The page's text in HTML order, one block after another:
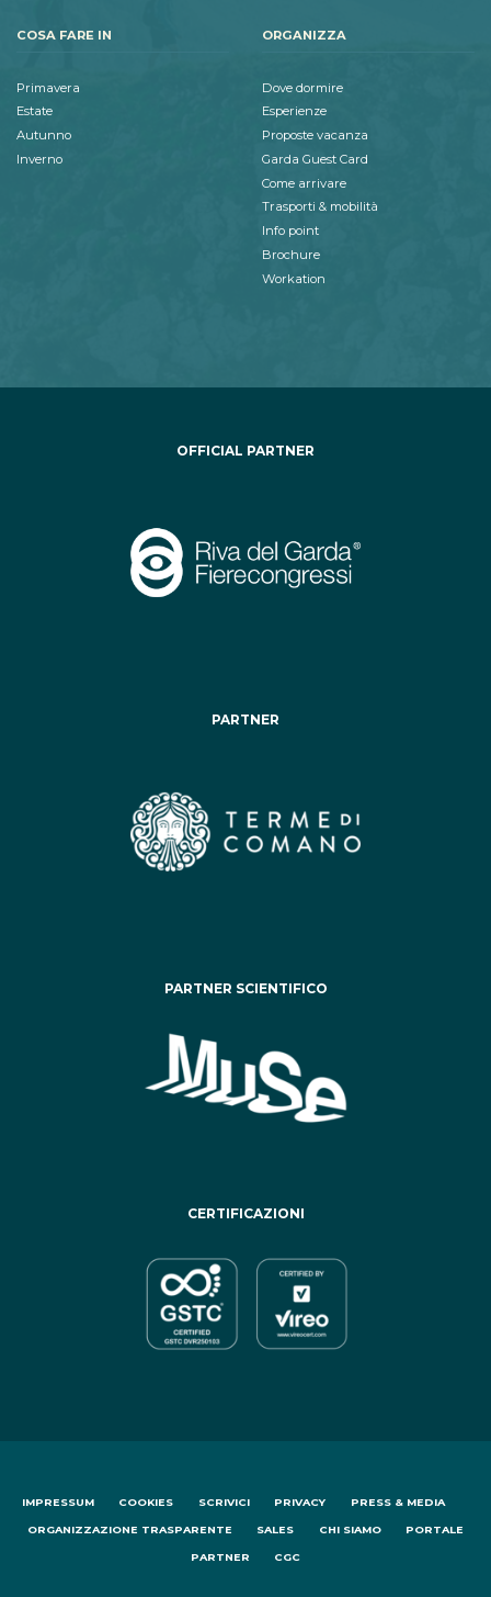
COSA FARE IN
Primavera
Estate
Autunno
Inverno
ORGANIZZA
Dove dormire
Esperienze
Proposte vacanza
Garda Guest Card
Come arrivare
Trasporti & mobilità
Info point
Brochure
Workation
OFFICIAL PARTNER
PARTNER
PARTNER SCIENTIFICO
CERTIFICAZIONI
IMPRESSUM COOKIES SCRIVICI PRIVACY PRESS & MEDIA
ORGANIZZAZIONE TRASPARENTE SALES CHI SIAMO PORTALE
PARTNER CGC